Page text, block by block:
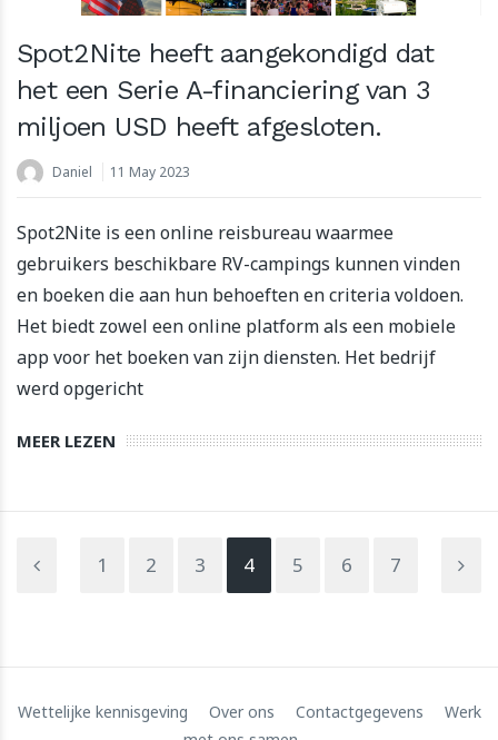
Spot2Nite heeft aangekondigd dat
het een Serie A-financiering van 3
miljoen USD heeft afgesloten.
Daniel 11 May 2023
Spot2Nite is een online reisbureau waarmee
gebruikers beschikbare RV-campings kunnen vinden
en boeken die aan hun behoeften en criteria voldoen.
Het biedt zowel een online platform als een mobiele
app voor het boeken van zijn diensten. Het bedrijf
werd opgericht
MEER LEZEN
1 2 3 4 5 6 7
Wettelijke kennisgeving Over ons Contactgegevens
Werk